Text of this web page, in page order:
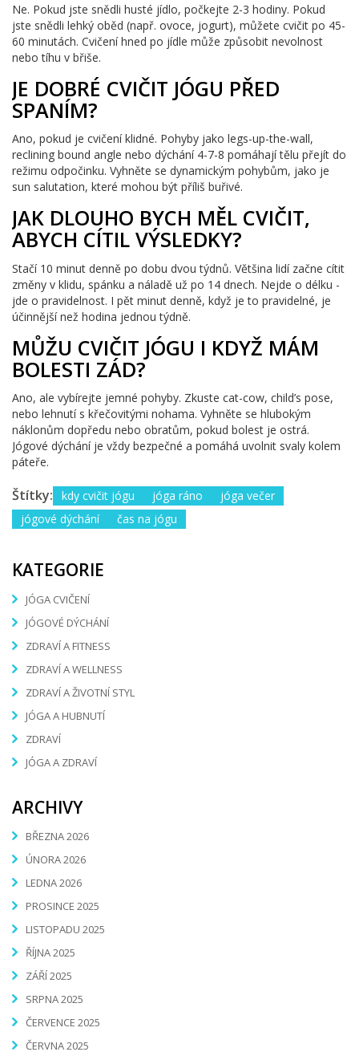
Ne. Pokud jste snědli husté jídlo, počkejte 2-3 hodiny. Pokud
jste snědli lehký oběd (např. ovoce, jogurt), můžete cvičit po 45-
60 minutách. Cvičení hned po jídle může způsobit nevolnost
nebo tíhu v břiše.
JE DOBRÉ CVIČIT JÓGU PŘED
SPANÍM?
Ano, pokud je cvičení klidné. Pohyby jako legs-up-the-wall,
reclining bound angle nebo dýchání 4-7-8 pomáhají tělu přejít do
režimu odpočinku. Vyhněte se dynamickým pohybům, jako je
sun salutation, které mohou být příliš buřivé.
JAK DLOUHO BYCH MĚL CVIČIT,
ABYCH CÍTIL VÝSLEDKY?
Stačí 10 minut denně po dobu dvou týdnů. Většina lidí začne cítit
změny v klidu, spánku a náladě už po 14 dnech. Nejde o délku -
jde o pravidelnost. I pět minut denně, když je to pravidelné, je
účinnější než hodina jednou týdně.
MŮŽU CVIČIT JÓGU I KDYŽ MÁM
BOLESTI ZÁD?
Ano, ale vybírejte jemné pohyby. Zkuste cat-cow, child’s pose,
nebo lehnutí s křečovitými nohama. Vyhněte se hlubokým
náklonům dopředu nebo obratům, pokud bolest je ostrá.
Jógové dýchání je vždy bezpečné a pomáhá uvolnit svaly kolem
páteře.
Štítky: kdy cvičit jógu jóga ráno
jóga večer
jógové dýchání
čas na jógu
KATEGORIE
JÓGA CVIČENÍ
JÓGOVÉ DÝCHÁNÍ
ZDRAVÍ A FITNESS
ZDRAVÍ A WELLNESS
ZDRAVÍ A ŽIVOTNÍ STYL
JÓGA A HUBNUTÍ
ZDRAVÍ
JÓGA A ZDRAVÍ
ARCHIVY
BŘEZNA 2026
ÚNORA 2026
LEDNA 2026
PROSINCE 2025
LISTOPADU 2025
ŘÍJNA 2025
ZÁŘÍ 2025
SRPNA 2025
ČERVENCE 2025
ČERVNA 2025